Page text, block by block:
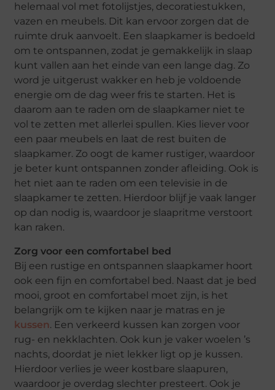
helemaal vol met fotolijstjes, decoratiestukken,
vazen en meubels. Dit kan ervoor zorgen dat de
ruimte druk aanvoelt. Een slaapkamer is bedoeld
om te ontspannen, zodat je gemakkelijk in slaap
kunt vallen aan het einde van een lange dag. Zo
word je uitgerust wakker en heb je voldoende
energie om de dag weer fris te starten. Het is
daarom aan te raden om de slaapkamer niet te
vol te zetten met allerlei spullen. Kies liever voor
een paar meubels en laat de rest buiten de
slaapkamer. Zo oogt de kamer rustiger, waardoor
je beter kunt ontspannen zonder afleiding. Ook is
het niet aan te raden om een televisie in de
slaapkamer te zetten. Hierdoor blijf je vaak langer
op dan nodig is, waardoor je slaapritme verstoort
kan raken.
Zorg voor een comfortabel bed
Bij een rustige en ontspannen slaapkamer hoort
ook een fijn en comfortabel bed. Naast dat je bed
mooi, groot en comfortabel moet zijn, is het
belangrijk om te kijken naar je matras en je
kussen. Een verkeerd kussen kan zorgen voor
rug- en nekklachten. Ook kun je vaker woelen ’s
nachts, doordat je niet lekker ligt op je kussen.
Hierdoor verlies je weer kostbare slaapuren,
waardoor je overdag slechter presteert. Ook je